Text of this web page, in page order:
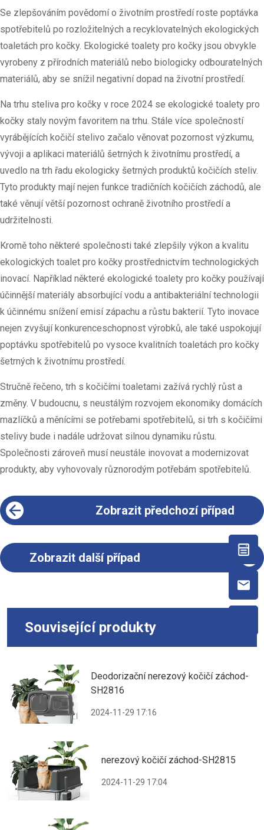
Se zlepšováním povědomí o životním prostředí roste poptávka
spotřebitelů po rozložitelných a recyklovatelných ekologických
toaletách pro kočky. Ekologické toalety pro kočky jsou obvykle
vyrobeny z přírodních materiálů nebo biologicky odbouratelných
materiálů, aby se snížil negativní dopad na životní prostředí.
Na trhu steliva pro kočky v roce 2024 se ekologické toalety pro
kočky staly novým favoritem na trhu. Stále více společností
vyrábějících kočičí stelivo začalo věnovat pozornost výzkumu,
vývoji a aplikaci materiálů šetrných k životnímu prostředí, a
uvedlo na trh řadu ekologicky šetrných produktů kočičích steliv.
Tyto produkty mají nejen funkce tradičních kočičích záchodů, ale
také věnují větší pozornost ochraně životního prostředí a
udržitelnosti.
Kromě toho některé společnosti také zlepšily výkon a kvalitu
ekologických toalet pro kočky prostřednictvím technologických
inovací. Například některé ekologické toalety pro kočky používají
účinnější materiály absorbující vodu a antibakteriální technologii
k účinnému snížení emisí zápachu a růstu bakterií. Tyto inovace
nejen zvyšují konkurenceschopnost výrobků, ale také uspokojují
poptávku spotřebitelů po vysoce kvalitních toaletách pro kočky
šetrných k životnímu prostředí.
Stručně řečeno, trh s kočičími toaletami zažívá rychlý růst a
změny. V budoucnu, s neustálým rozvojem ekonomiky domácích
mazlíčků a měnícími se potřebami spotřebitelů, si trh s kočičími
stelivy bude i nadále udržovat silnou dynamiku růstu.
Společnosti zároveň musí neustále inovovat a modernizovat
produkty, aby vyhovovaly různorodým potřebám spotřebitelů.
Zobrazit předchozí případ
Zobrazit další případ
Související produkty
Deodorizační nerezový kočičí záchod-
SH2816
2024-11-29 17:16
nerezový kočičí záchod-SH2815
2024-11-29 17:04